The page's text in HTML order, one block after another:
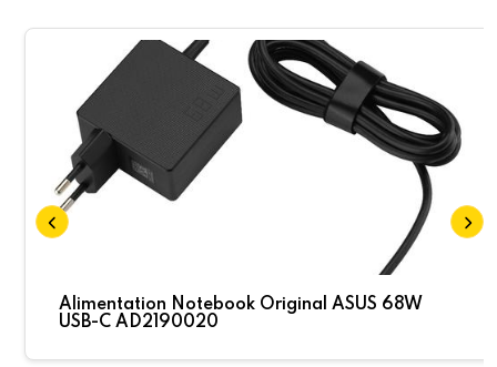
Alimentation Notebook Original ASUS 68W
USB-C AD2190020